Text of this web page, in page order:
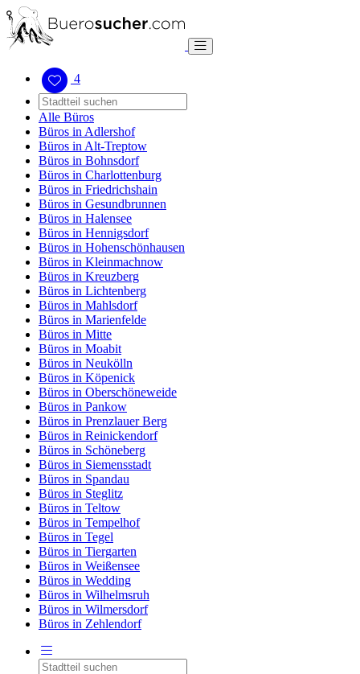
4
Alle Büros
Büros in Adlershof
Büros in Alt-Treptow
Büros in Bohnsdorf
Büros in Charlottenburg
Büros in Friedrichshain
Büros in Gesundbrunnen
Büros in Halensee
Büros in Hennigsdorf
Büros in Hohenschönhausen
Büros in Kleinmachnow
Büros in Kreuzberg
Büros in Lichtenberg
Büros in Mahlsdorf
Büros in Marienfelde
Büros in Mitte
Büros in Moabit
Büros in Neukölln
Büros in Köpenick
Büros in Oberschöneweide
Büros in Pankow
Büros in Prenzlauer Berg
Büros in Reinickendorf
Büros in Schöneberg
Büros in Siemensstadt
Büros in Spandau
Büros in Steglitz
Büros in Teltow
Büros in Tempelhof
Büros in Tegel
Büros in Tiergarten
Büros in Weißensee
Büros in Wedding
Büros in Wilhelmsruh
Büros in Wilmersdorf
Büros in Zehlendorf